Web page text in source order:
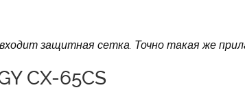
защитная сетка. Точно такая же
CX-65CS